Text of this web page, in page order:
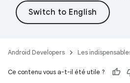
Android Developers Les
Ce contenu vous a-t-il été utile ?